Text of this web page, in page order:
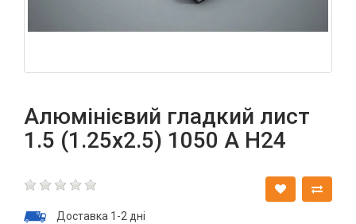
Алюмінієвий гладкий лист
1.5 (1.25х2.5) 1050 А Н24
Доставка 1-2 дні